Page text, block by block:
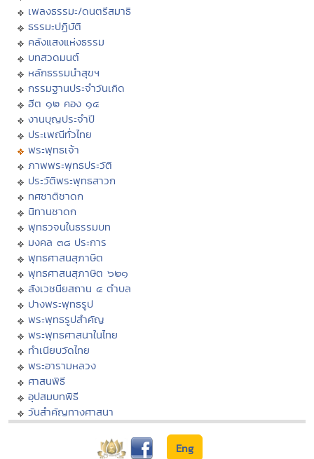
เพลงธรรมะ/ดนตรีสมาธิ
ธรรมะปฏิบัติ
คลังแสงแห่งธรรม
บทสวดมนต์
หลักธรรมนำสุขฯ
กรรมฐานประจำวันเกิด
ฮีต ๑๒ คอง ๑๔
งานบุญประจำปี
ประเพณีทั่วไทย
พระพุทธเจ้า
ภาพพระพุทธประวัติ
ประวัติพระพุทธสาวก
ทศชาติชาดก
นิทานชาดก
พุทธวจนในธรรมบท
มงคล ๓๘ ประการ
พุทธศาสนสุภาษิต
พุทธศาสนสุภาษิต ๖๒๑
สังเวชนียสถาน ๔ ตำบล
ปางพระพุทธรูป
พระพุทธรูปสำคัญ
พระพุทธศาสนาในไทย
ทำเนียบวัดไทย
พระอารามหลวง
ศาสนพิธี
อุปสมบทพิธี
วันสำคัญทางศาสนา
Eng